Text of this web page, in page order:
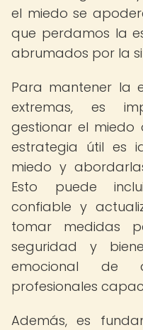
el miedo se
que perdamos la
abrumados por la
Para mantener la
extremas, es
gestionar el miedo
estrategia útil es
miedo y
Esto puede
confiable y
tomar medidas
seguridad y
emocional de
profesionales
Además, es